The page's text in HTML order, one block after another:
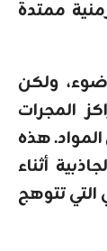
ممتدة
ولكن
المجرات
هذه
أثناء
التي تتوهج